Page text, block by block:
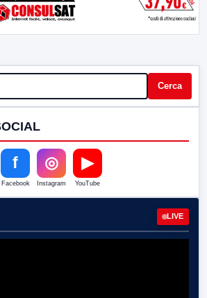
Cerca
f
Facebook
◎
Instagram
▶
YouTube
LIVE